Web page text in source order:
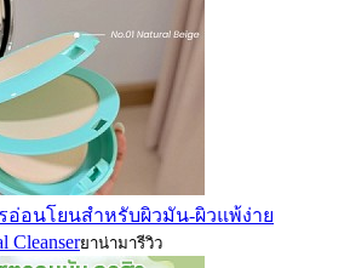
อ่อนโยนสำหรับผิวมัน-ผิวแพ้ง่าย
Cleanserยาน่ามารีวิว